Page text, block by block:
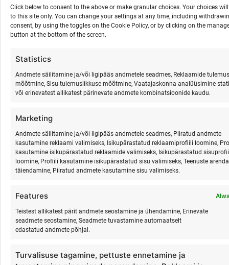
Click below to consent to the above or make granular choices. Your choices
to this site only. You can change your settings at any time, including
consent, by using the toggles on the Cookie Policy, or by clicking on the
button at the bottom of the screen.
Statistics
Andmete säilitamine ja/või ligipääs andmetele seadmes, Reklaamide
mõõtmine, Sisu tulemuslikkuse mõõtmine, Vaatajaskonna analüüsimine
või erinevatest allikatest pärinevate andmete kombinatsioonide kaudu.
Marketing
Andmete säilitamine ja/või ligipääs andmetele seadmes, Piiratud andmete
kasutamine reklaami valimiseks, Isikupärastatud reklaamiprofiili loomine,
kasutamine isikupärastatud reklaamide valimiseks, Isikupärastatud
loomine, Profiili kasutamine isikupärastatud sisu valimiseks, Teenuste
täiendamine, Piiratud andmete kasutamine sisu valimiseks.
Features
Teistest allikatest pärit andmete seostamine ja ühendamine, Erinevate
seadmete seostamine, Seadmete tuvastamine automaatselt
edastatud andmete põhjal.
Turvalisuse tagamine, pettuste ennetamine ja
1. BOX BREATHING: Hinga sisse 4 sekundit. Hoia 4 sekundit
hinge kinni. Hinga välja 4 sekundit. Hoia 4 sekundit. Korda 4
korda. Seda kasutavad Ameerika Navy SEALid enne
2. 4-7-8 MEETOD: Sisse 4 sekundit, hoida 7, välja 8. See
aktiveerib kohe parasümpaatilise süsteemi. Kasuta enne
3. VABASTAVA HINGAMISE RÄNNAKUD- see on pikem
protsess, mis on sild füüsilise ja mentaalse keha vahel.
Tundmused võivad olla väga erinevad. Plokeeringute
vabastaja ja elu energia tõstja.
Me ei paku seda, sest see on trendikas. Me pakume seda,
sest me oleme näinud, mis juhtub inimestega, kes
ühendavad vee, liikumise ja teadliku hingamise.
See ei ole müstika. See on füsioloogia, mis päriselt töötab.